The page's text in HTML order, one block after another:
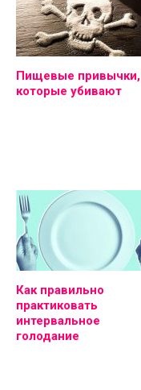
Пищевые привычки,
которые убивают
Как правильно
практиковать
интервальное
голодание